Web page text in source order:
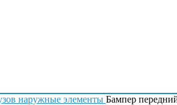
наружные элементы Бампер